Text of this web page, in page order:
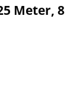
Meter, 8